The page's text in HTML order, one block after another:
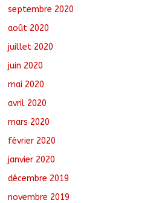
septembre 2020
août 2020
juillet 2020
juin 2020
mai 2020
avril 2020
mars 2020
février 2020
janvier 2020
décembre 2019
novembre 2019